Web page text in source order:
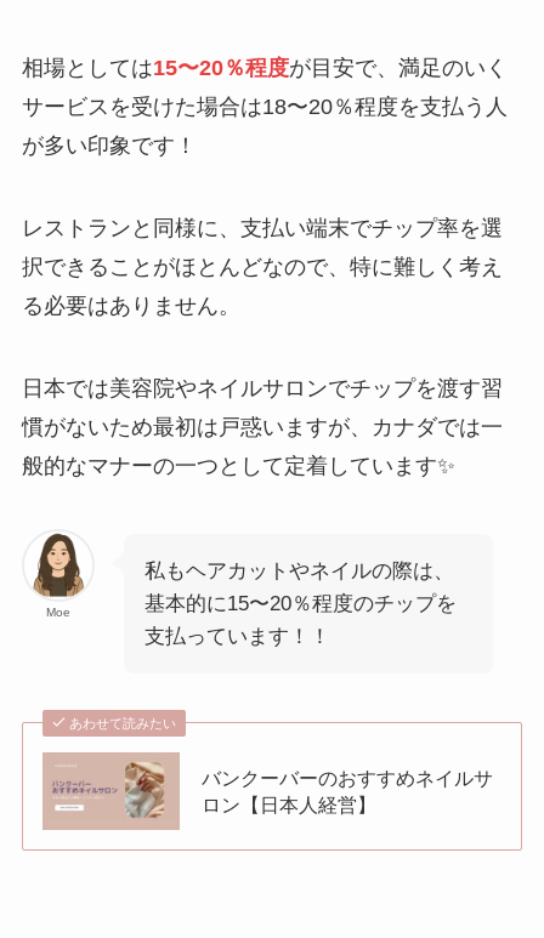
相場としては15〜20％程度が目安で、満足のいく
サービスを受けた場合は18〜20％程度を支払う人
が多い印象です！
レストランと同様に、支払い端末でチップ率を選
択できることがほとんどなので、特に難しく考え
る必要はありません。
日本では美容院やネイルサロンでチップを渡す習
慣がないため最初は戸惑いますが、カナダでは一
般的なマナーの一つとして定着しています✨
Moe
私もヘアカットやネイルの際は、
基本的に15〜20％程度のチップを
支払っています！！
あわせて読みたい
バンクーバーのおすすめネイルサ
ロン【日本人経営】